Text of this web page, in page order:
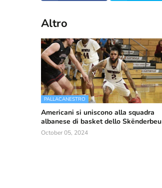
Altro
PALLACANESTRO
Americani si uniscono alla squadra
albanese di basket dello Skënderbeu
October 05, 2024